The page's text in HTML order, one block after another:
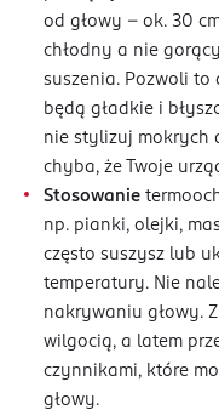
od głowy – ok. 30
chłodny a nie
suszenia. Pozwoli to
będą gładkie i
nie stylizuj mokrych
chyba, że Twoje
Stosowanie
np. pianki, olejki,
często suszysz lub
temperatury. Nie
nakrywaniu głowy.
wilgocią, a latem
czynnikami, które
głowy.